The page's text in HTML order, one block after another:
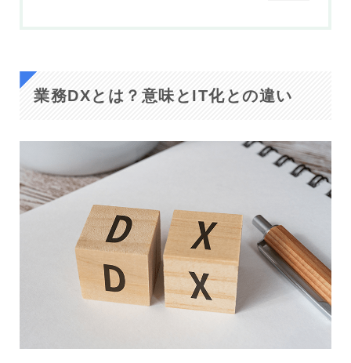
業務DXとは？意味とIT化との違い